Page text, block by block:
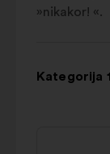
»nikakor! «.
Kategorija